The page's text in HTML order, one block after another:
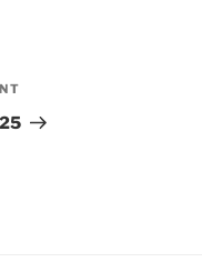
suivant